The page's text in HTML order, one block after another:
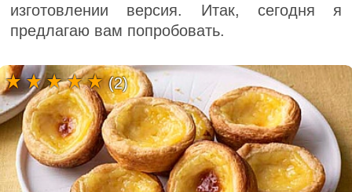
изготовлении версия. Итак, сегодня я
предлагаю вам попробовать.
(2)